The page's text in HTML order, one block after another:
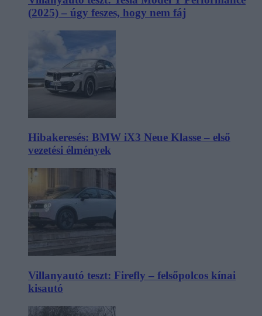
(2025) – úgy feszes, hogy nem fáj
Hibakeresés: BMW iX3 Neue Klasse – első
vezetési élmények
Villanyautó teszt: Firefly – felsőpolcos kínai
kisautó